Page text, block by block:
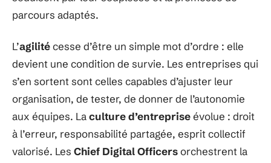
parcours adaptés.
L’agilitécesse d’être un simple mot d’ordre : elle
devient une condition de survie. Les entreprises qui
s’en sortent sont celles capables d’ajuster leur
organisation, de tester, de donner de l’autonomie
aux équipes. Laculture d’entrepriseévolue : droit
à l’erreur, responsabilité partagée, esprit collectif
valorisé. Les Chief Digital Officersorchestrent la